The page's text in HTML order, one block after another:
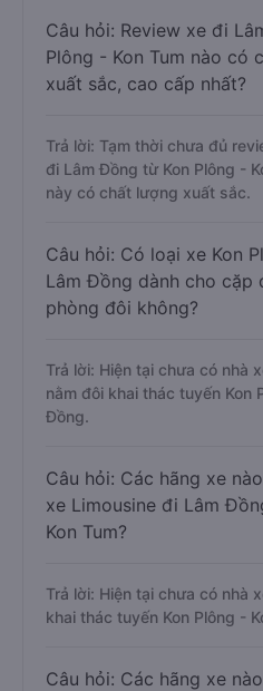
Câu hỏi: Review xe đi
Plông - Kon Tum nào có
xuất sắc, cao cấp nhất?
Trả lời: Tạm thời chưa đủ
đi Lâm Đồng từ Kon Plông -
này có chất lượng xuất sắc.
Câu hỏi: Có loại xe Kon
Lâm Đồng dành cho cặp
phòng đôi không?
Trả lời: Hiện tại chưa có nhà
nằm đôi khai thác tuyến Kon
Đồng.
Câu hỏi: Các hãng xe
xe Limousine đi Lâm
Kon Tum?
Trả lời: Hiện tại chưa có nhà
khai thác tuyến Kon Plông -
Câu hỏi: Các hãng xe